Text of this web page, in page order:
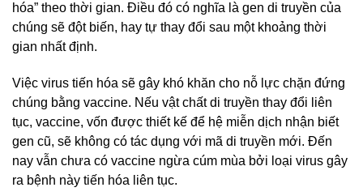
hóa” theo thời gian. Điều đó có nghĩa là gen di truyền của
chúng sẽ đột biến, hay tự thay đổi sau một khoảng thời
gian nhất định.
Việc virus tiến hóa sẽ gây khó khăn cho nỗ lực chặn đứng
chúng bằng vaccine. Nếu vật chất di truyền thay đổi liên
tục, vaccine, vốn được thiết kế để hệ miễn dịch nhận biết
gen cũ, sẽ không có tác dụng với mã di truyền mới. Đến
nay vẫn chưa có vaccine ngừa cúm mùa bởi loại virus gây
ra bệnh này tiến hóa liên tục.